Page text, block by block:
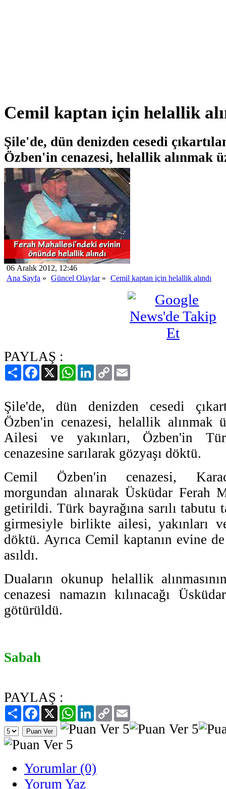
Cemil kaptan için helallik
Şile'de, dün denizden cesedi
Özben'in cenazesi, helallik alınmak
06 Aralık 2012, 12:46
Ana Sayfa » Güncel Olaylar» Cemil kaptan için helallik alındı
PAYLAŞ :
PaylaşFacebook
X WhatsAppLinkedIn
Copy
Link
Şile'de, dün denizden cesedi
Özben'in cenazesi, helallik alınmak
Ailesi ve yakınları, Özben'in
cenazesine sarılarak gözyaşı döktü.
Cemil Özben'in cenazesi,
morgundan alınarak Üsküdar Ferah
getirildi. Türk bayrağına sarılı tabutu
girmesiyle birlikte ailesi, yakınları
döktü. Ayrıca Cemil kaptanın evine
asıldı.
Duaların okunup helallik
cenazesi namazın kılınacağı
götürüldü.
Sabah
PAYLAŞ :
PaylaşFacebook
X WhatsAppLinkedIn
Copy
Link
Yorumlar (0)
Yorum Yaz